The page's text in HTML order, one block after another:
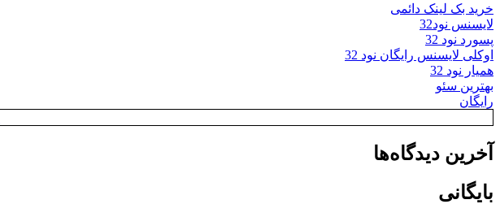
خرید بک لینک دائمی
لایسنس نود32
پسورد نود 32
اوکلی لایسنس رایگان نود 32
همیار نود 32
بهترین سئو
رایگان
آخرین دیدگاه‌ها
بایگانی